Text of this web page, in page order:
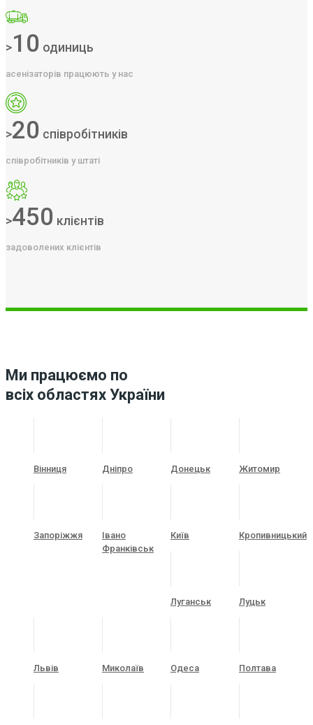
>10 одиниць
асенізаторів працюють у нас
>20 співробітників
співробітників у штаті
>450 клієнтів
задоволених клієнтів
Ми працюємо по
всіх областях України
Вінниця Дніпро Донецьк Житомир
Запоріжжя
Івано
Франківськ
Київ Кропивницький
Луганськ Луцьк
Львів Миколаїв Одеса Полтава